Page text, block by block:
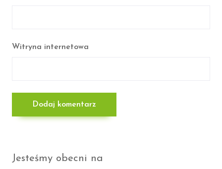
Witryna internetowa
Jesteśmy obecni na